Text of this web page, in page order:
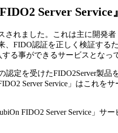
Server Service
されました。これは主に開
FIDO認証を正しく検証する
る事ができるサービスとなっ
認定を受けたFIDO2Server製
Server Service」はこれ
FIDO2 Server Service」